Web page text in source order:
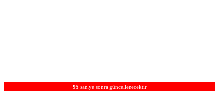
95 saniye sonra güncellenecektir